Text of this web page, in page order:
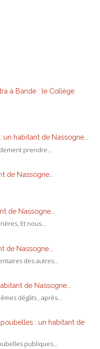
à Bande : le Collège
un habitant de Nassogne...
prendre...
de Nassogne...
de Nassogne...
Et nous...
de Nassogne...
des autres...
de Nassogne...
dégâts , après...
poubelles : un habitant de
publiques...